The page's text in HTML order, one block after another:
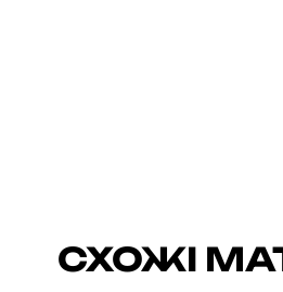
СХОЖІ